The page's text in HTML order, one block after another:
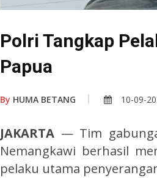
Polri Tangkap
Papua
By HUMA BETANG 10-09-
JAKARTA — Tim
Nemangkawi berhasil
pelaku utama